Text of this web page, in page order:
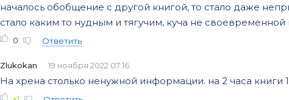
началось обобщение с другой книгой, то стало даже
стало каким то нудным и тягучим, куча не
0 Ответить
Zlukokan 19 ноября 2022 07:16
На хрена столько ненужной информации. на 2 часа книги